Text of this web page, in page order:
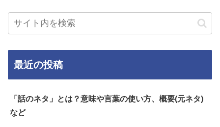
最近の投稿
「話のネタ」とは？意味や言葉の使い方、概要(元ネタ)
など